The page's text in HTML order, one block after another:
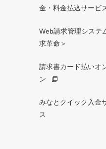
金・料金払込サービ
Web請求管理システ
求革命＞
請求書カード払いオ
ン
みなとクイック入金
ス